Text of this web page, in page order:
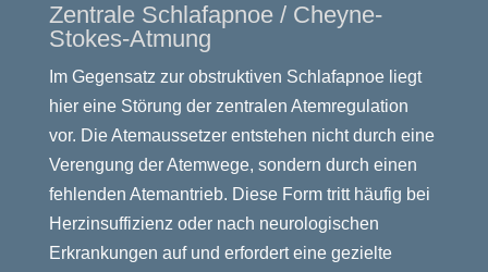
Zentrale Schlafapnoe / Cheyne-
Stokes-Atmung
Im Gegensatz zur obstruktiven Schlafapnoe liegt
hier eine Störung der zentralen Atemregulation
vor. Die Atemaussetzer entstehen nicht durch eine
Verengung der Atemwege, sondern durch einen
fehlenden Atemantrieb. Diese Form tritt häufig bei
Herzinsuffizienz oder nach neurologischen
Erkrankungen auf und erfordert eine gezielte